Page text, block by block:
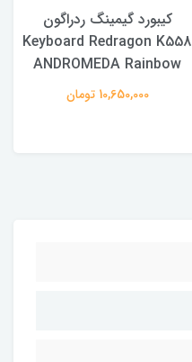
کیبورد گیمینگ ردراگون
Keyboard Redragon K558
ANDROMEDA Rainbow
10,650,000 تومان